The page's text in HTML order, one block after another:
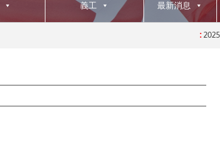
義工 最新消息
2025年授職典禮 :